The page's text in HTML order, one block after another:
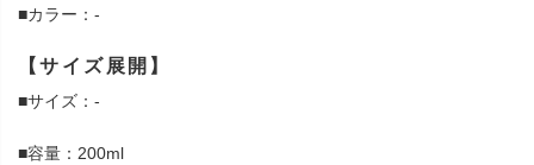
■カラー：-
【サイズ展開】
■サイズ：-
■容量：200ml